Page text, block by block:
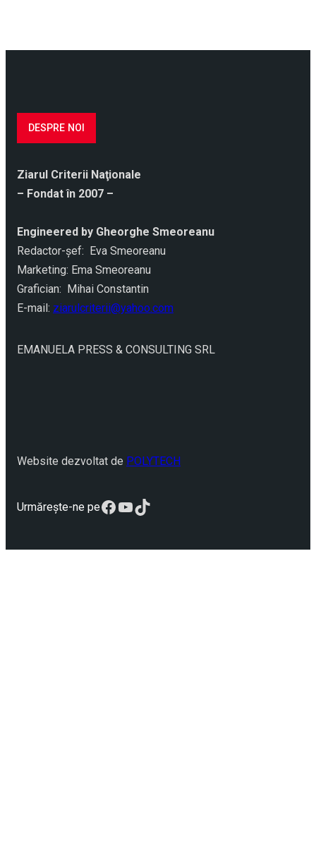
DESPRE NOI
Ziarul Criterii Naţionale
– Fondat în 2007 –
Engineered by Gheorghe Smeoreanu
Redactor-şef: Eva Smeoreanu
Marketing: Ema Smeoreanu
Grafician: Mihai Constantin
E-mail: ziarulcriterii@yahoo.com
EMANUELA PRESS & CONSULTING SRL
Website dezvoltat de POLYTECH
Urmărește-ne peFacebook
YouTube
TikTok